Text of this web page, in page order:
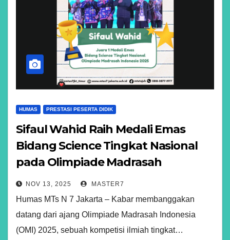
HUMAS PRESTASI PESERTA DIDIK
Sifaul Wahid Raih Medali Emas
Bidang Science Tingkat Nasional
pada Olimpiade Madrasah
Indonesia 2025
NOV 13, 2025 MASTER7
Humas MTs N 7 Jakarta – Kabar membanggakan
datang dari ajang Olimpiade Madrasah Indonesia
(OMI) 2025, sebuah kompetisi ilmiah tingkat…